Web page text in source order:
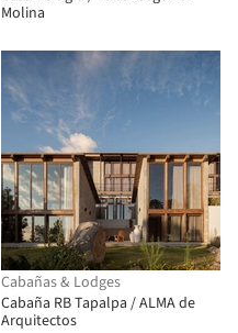
Molina
Cabañas & Lodges
Cabaña RB Tapalpa / ALMA de
Arquitectos